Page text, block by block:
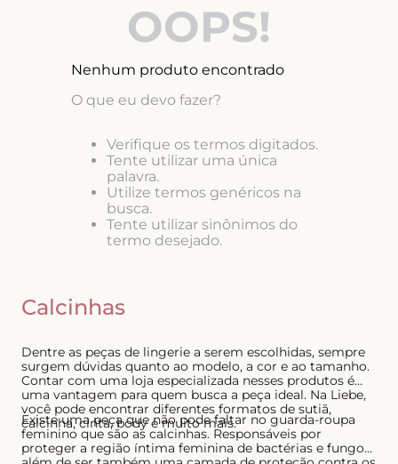
OOPS!
Nenhum produto encontrado
O que eu devo fazer?
Verifique os termos digitados.
Tente utilizar uma única
palavra.
Utilize termos genéricos na
busca.
Tente utilizar sinônimos do
termo desejado.
Calcinhas
Dentre as peças de lingerie a serem escolhidas, sempre
surgem dúvidas quanto ao modelo, a cor e ao tamanho.
Contar com uma loja especializada nesses produtos é
uma vantagem para quem busca a peça ideal. Na Liebe,
você pode encontrar diferentes formatos de sutiã,
calcinha, cinta, body e muito mais.
Existe uma peça que não pode faltar no guarda-roupa
feminino que são as calcinhas. Responsáveis por
proteger a região íntima feminina de bactérias e fungos,